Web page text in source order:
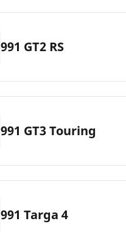
991 GT2 RS
991 GT3 Touring
991 Targa 4